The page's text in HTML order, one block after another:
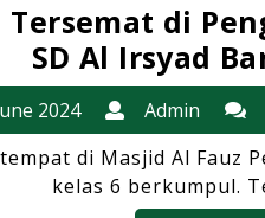
di
SD Al Irsyad
2024
12
June
2024
Admin
di Masjid Al Fauz
kelas 6 berkumpul.